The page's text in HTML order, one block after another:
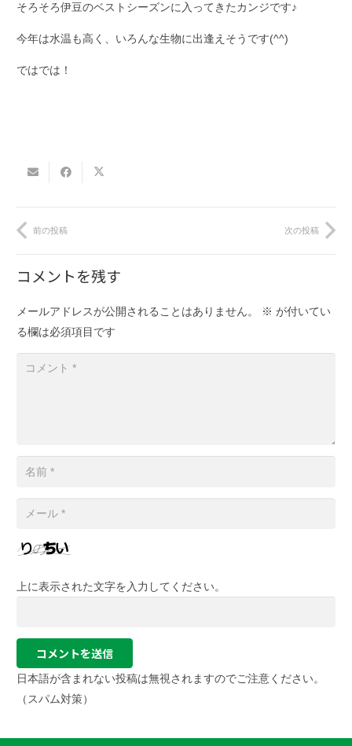
そろそろ伊豆のベストシーズンに入ってきたカンジです♪
今年は水温も高く、いろんな生物に出逢えそうです(^^)
ではでは！
前の投稿 次の投稿
コメントを残す
メールアドレスが公開されることはありません。 ※ が付いてい
る欄は必須項目です
上に表示された文字を入力してください。
コメントを送信
日本語が含まれない投稿は無視されますのでご注意ください。
（スパム対策）